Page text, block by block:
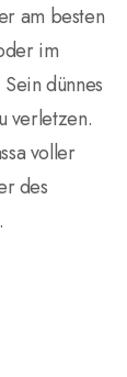
am besten
im
dünnes
verletzen.
voller
des